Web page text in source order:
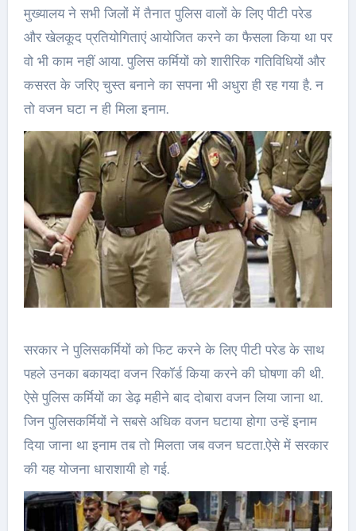
मुख्यालय ने सभी जिलों में तैनात पुलिस वालों के लिए पीटी परेड
और खेलकूद प्रतियोगिताएं आयोजित करने का फैसला किया था पर
वो भी काम नहीं आया. पुलिस कर्मियों को शारीरिक गतिविधियों और
कसरत के जरिए चुस्‍त बनाने का सपना भी अधुरा ही रह गया है. न
तो वजन घटा न ही मिला इनाम.
सरकार ने पुलिसकर्मियों को फिट करने के लिए पीटी परेड के साथ
पहले उनका बकायदा वजन रिकॉर्ड किया करने की घोषणा की थी.
ऐसे पुलिस कर्मियों का डेढ़ महीने बाद दोबारा वजन लिया जाना था.
जिन पुलिसकर्मियों ने सबसे अधिक वजन घटाया होगा उन्हें इनाम
दिया जाना था इनाम तब तो मिलता जब वजन घटता.ऐसे में सरकार
की यह योजना धाराशायी हो गई.